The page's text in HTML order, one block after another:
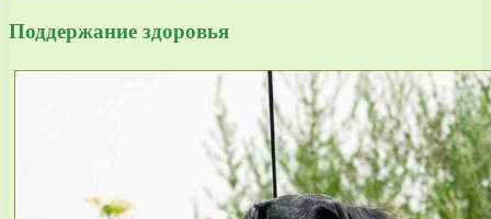
Поддержание здоровья